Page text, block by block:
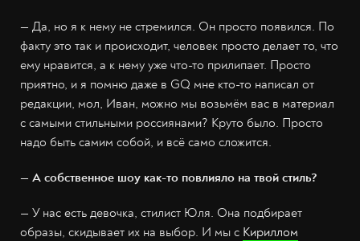
— Да, но я к нему не стремился. Он просто появился. По
факту это так и происходит, человек просто делает то, что
ему нравится, а к нему уже что-то прилипает. Просто
приятно, и я помню даже в GQ мне кто-то написал от
редакции, мол, Иван, можно мы возьмём вас в материал
с самыми стильными россиянами? Круто было. Просто
надо быть самим собой, и всё само сложится.
— А собственное шоу как-то повлияло на твой стиль?
— У нас есть девочка, стилист Юля. Она подбирает
образы, скидывает их на выбор. И мы с Кириллом